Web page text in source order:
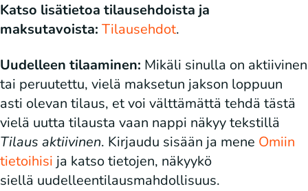
Katso lisätietoa tilausehdoista ja
maksutavoista: Tilausehdot.
Uudelleen tilaaminen: Mikäli sinulla on aktiivinen
tai peruutettu, vielä maksetun jakson loppuun
asti olevan tilaus, et voi välttämättä tehdä tästä
vielä uutta tilausta vaan nappi näkyy tekstillä
Tilaus aktiivinen. Kirjaudu sisään ja mene Omiin
tietoihisi ja katso tietojen, näkyykö
siellä uudelleentilausmahdollisuus.